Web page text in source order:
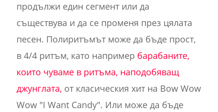
продължи един сегмент или да
съществува и да се променя през цялата
песен. Полиритъмът може да бъде прост,
в 4/4 ритъм, като например барабаните,
които чуваме в ритъма, наподобяващ
джунглата, от класическия хит на Bow Wow
Wow "I Want Candy". Или може да бъде